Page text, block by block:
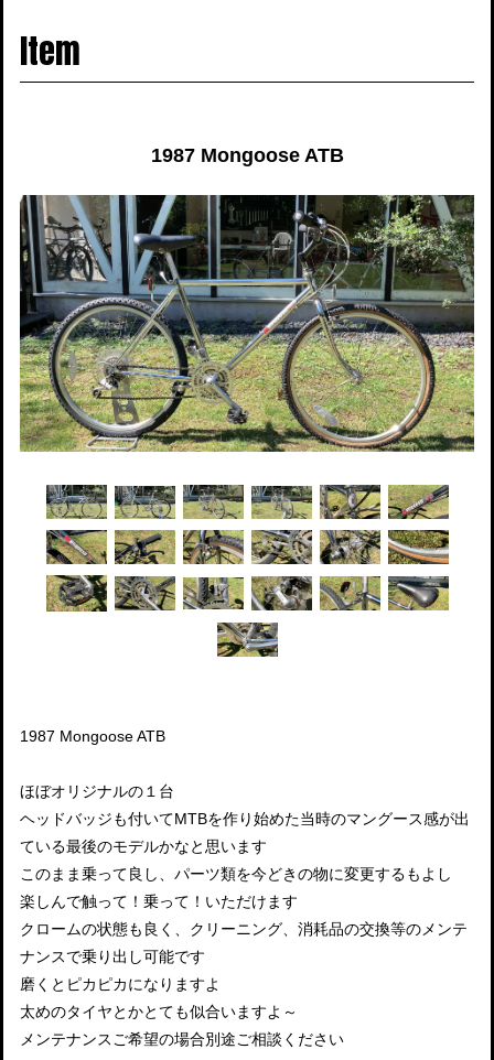
Item
1987 Mongoose ATB
1987 Mongoose ATB
ほぼオリジナルの１台
ヘッドバッジも付いてMTBを作り始めた当時のマングース感が出
ている最後のモデルかなと思います
このまま乗って良し、パーツ類を今どきの物に変更するもよし
楽しんで触って！乗って！いただけます
クロームの状態も良く、クリーニング、消耗品の交換等のメンテ
ナンスで乗り出し可能です
磨くとピカピカになりますよ
太めのタイヤとかとても似合いますよ～
メンテナンスご希望の場合別途ご相談ください